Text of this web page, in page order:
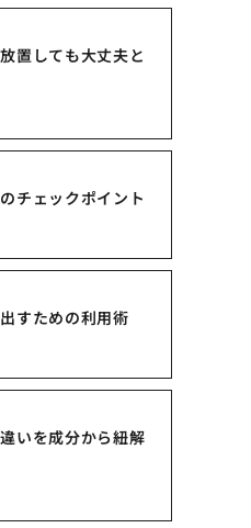
置しても大丈夫と
チェックポイント
すための利用術
いを成分から紐解